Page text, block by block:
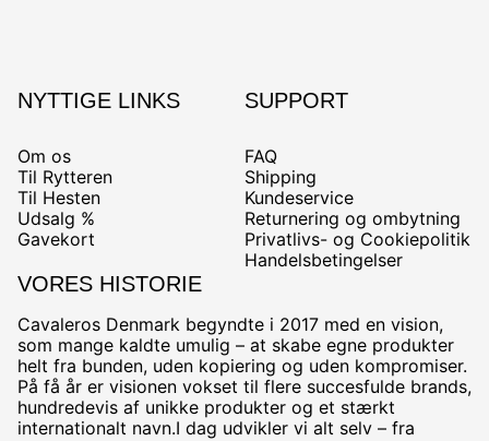
VORES HISTORIE
Cavaleros Denmark begyndte i 2017 med en vision,
som mange kaldte umulig – at skabe egne produkter
helt fra bunden, uden kopiering og uden kompromiser.
På få år er visionen vokset til flere succesfulde brands,
hundredevis af unikke produkter og et stærkt
internationalt navn.I dag udvikler vi alt selv – fra
NYTTIGE LINKS
Om os
Til Rytteren
Til Hesten
Udsalg %
Gavekort
SUPPORT
FAQ
Shipping
Kundeservice
Returnering og ombytning
Privatlivs- og Cookiepolitik
Handelsbetingelser